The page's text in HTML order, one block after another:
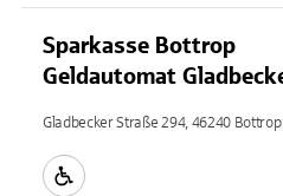
Sparkasse Bottrop
Geldautomat
Gladbecker Straße 294, 46240 Bottrop